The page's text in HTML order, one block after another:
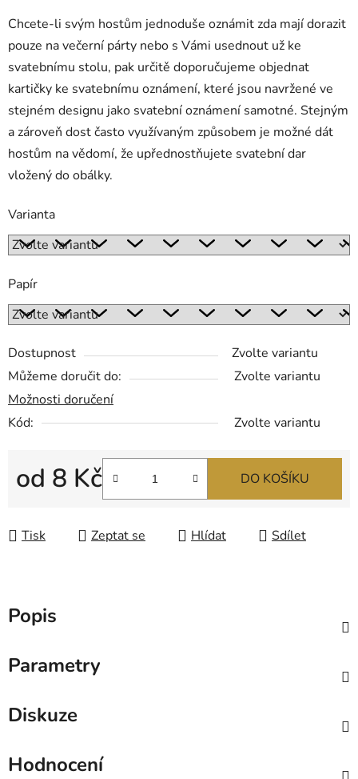
Chcete-li svým hostům jednoduše oznámit zda mají dorazit
pouze na večerní párty nebo s Vámi usednout už ke
svatebnímu stolu, pak určitě doporučujeme objednat
kartičky ke svatebnímu oznámení, které jsou navržené ve
stejném designu jako svatební oznámení samotné. Stejným
a zároveň dost často využívaným způsobem je možné dát
hostům na vědomí, že upřednostňujete svatební dar
vložený do obálky.
Varianta
Papír
Dostupnost
Zvolte variantu
Můžeme doručit do:
Zvolte variantu
Možnosti doručení
Kód:
Zvolte variantu
od 8 Kč DO KOŠÍKU
Tisk Zeptat se Hlídat Sdílet
Popis
Parametry
Diskuze
Hodnocení